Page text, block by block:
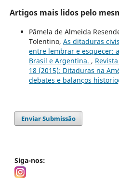
Artigos mais lidos pelo
Pâmela de Almeida
Tolentino, As ditaduras
entre lembrar e esquecer:
Brasil e Argentina. ,
18 (2015): Ditaduras na
debates e balanços
Enviar Submissão
Siga-nos: